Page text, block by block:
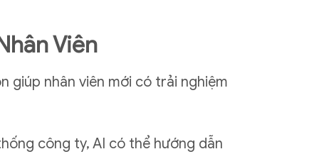
Viên
giúp nhân viên mới có trải nghiệm
công ty, AI có thể hướng dẫn